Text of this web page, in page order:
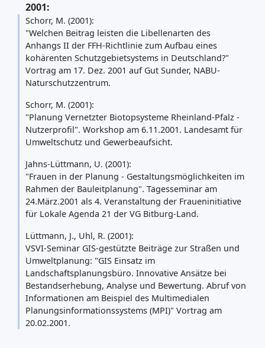
2001:
Schorr, M. (2001):
"Welchen Beitrag leisten die Libellenarten des
Anhangs II der FFH-Richtlinie zum Aufbau eines
kohärenten Schutzgebietsystems in Deutschland?"
Vortrag am 17. Dez. 2001 auf Gut Sunder, NABU-
Naturschutzzentrum.
Schorr, M. (2001):
"Planung Vernetzter Biotopsysteme Rheinland-Pfalz -
Nutzerprofil". Workshop am 6.11.2001. Landesamt für
Umweltschutz und Gewerbeaufsicht.
Jahns-Lüttmann, U. (2001):
"Frauen in der Planung - Gestaltungsmöglichkeiten im
Rahmen der Bauleitplanung". Tagesseminar am
24.März.2001 als 4. Veranstaltung der Fraueninitiative
für Lokale Agenda 21 der VG Bitburg-Land.
Lüttmann, J., Uhl, R. (2001):
VSVI-Seminar GIS-gestützte Beiträge zur Straßen und
Umweltplanung: "GIS Einsatz im
Landschaftsplanungsbüro. Innovative Ansätze bei
Bestandserhebung, Analyse und Bewertung. Abruf von
Informationen am Beispiel des Multimedialen
Planungsinformationssystems (MPI)" Vortrag am
20.02.2001.